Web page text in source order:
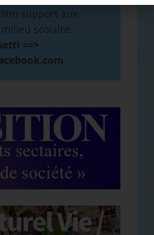
support aux
scolaire.
==>